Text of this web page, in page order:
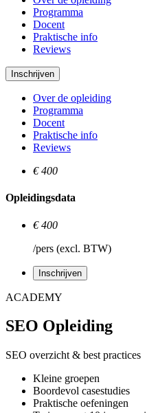
Programma
Docent
Praktische info
Reviews
Inschrijven
Over de opleiding
Programma
Docent
Praktische info
Reviews
€ 400
Opleidingsdata
€ 400
/pers (excl. BTW)
Inschrijven
ACADEMY
SEO Opleiding
SEO overzicht & best practices
Kleine groepen
Boordevol casestudies
Praktische oefeningen